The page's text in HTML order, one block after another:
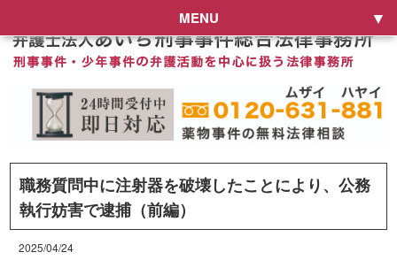
MENU
職務質問中に注射器を破壊したことにより、公務
執行妨害で逮捕（前編）
2025/04/24